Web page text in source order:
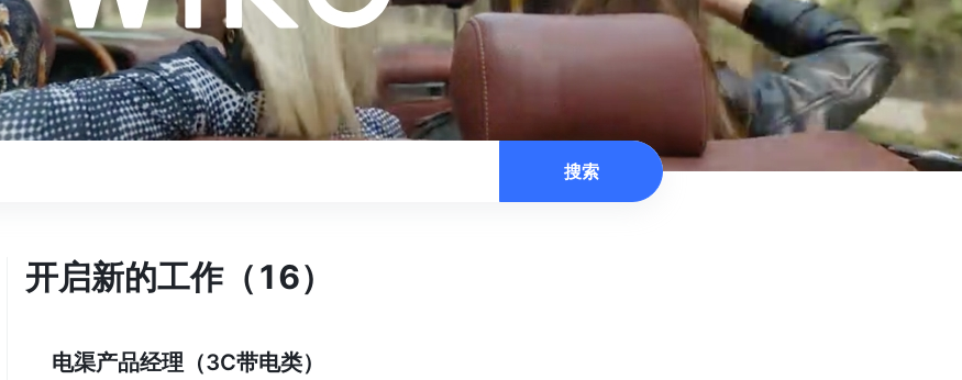
搜索
开启新的工作（16）
电渠产品经理（3C带电类）